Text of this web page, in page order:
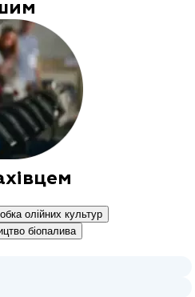
олійних культур
біопалива